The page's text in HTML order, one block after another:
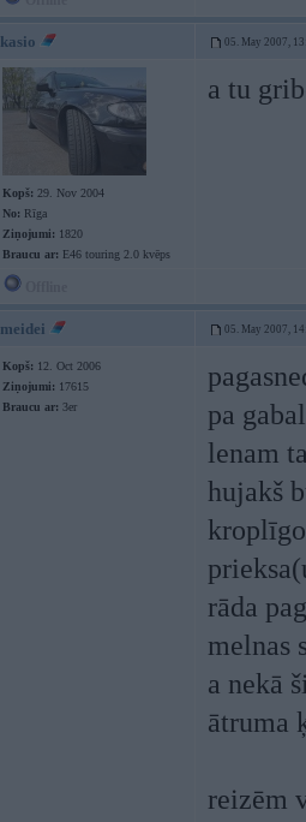
kasio 05. May 2007,
Kopš: 29. Nov 2004
No: Rīga
Ziņojumi: 1820
Braucu ar: E46 touring 2.0 kvēps
a tu
meidei 05. May 2007,
Kopš: 12. Oct 2006
Ziņojumi: 17615
Braucu ar: 3er
pa
lenam
hujakš
rāda
melnas
a nekā
ātruma
reizēm